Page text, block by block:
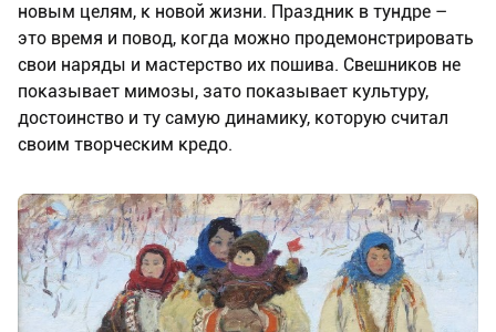
новым целям, к новой жизни. Праздник в тундре –
это время и повод, когда можно продемонстрировать
свои наряды и мастерство их пошива. Свешников не
показывает мимозы, зато показывает культуру,
достоинство и ту самую динамику, которую считал
своим творческим кредо.